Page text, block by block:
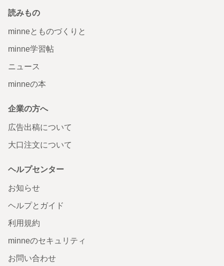
読みもの
minneとものづくりと
minne学習帖
ニュース
minneの本
企業の方へ
広告出稿について
大口注文について
ヘルプセンター
お知らせ
ヘルプとガイド
利用規約
minneのセキュリティ
お問い合わせ